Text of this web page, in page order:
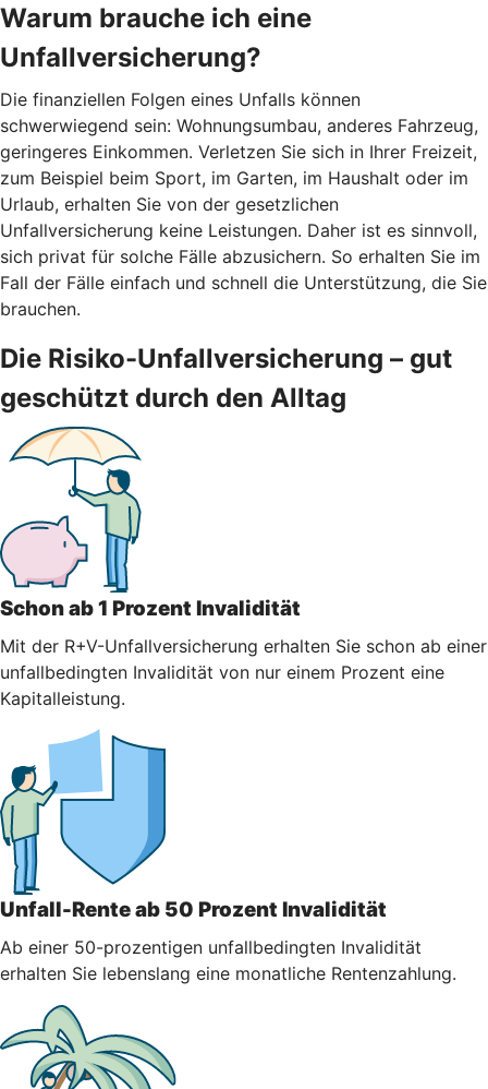
Warum brauche ich eine
Unfallversicherung?
Die finanziellen Folgen eines Unfalls können
schwerwiegend sein: Wohnungsumbau, anderes Fahrzeug,
geringeres Einkommen. Verletzen Sie sich in Ihrer Freizeit,
zum Beispiel beim Sport, im Garten, im Haushalt oder im
Urlaub, erhalten Sie von der gesetzlichen
Unfallversicherung keine Leistungen. Daher ist es sinnvoll,
sich privat für solche Fälle abzusichern. So erhalten Sie im
Fall der Fälle einfach und schnell die Unterstützung, die Sie
brauchen.
Die Risiko-Unfallversicherung – gut
geschützt durch den Alltag
Schon ab 1 Prozent Invalidität
Mit der R+V-Unfallversicherung erhalten Sie schon ab einer
unfallbedingten Invalidität von nur einem Prozent eine
Kapitalleistung.
Unfall-Rente ab 50 Prozent Invalidität
Ab einer 50-prozentigen unfallbedingten Invalidität
erhalten Sie lebenslang eine monatliche Rentenzahlung.